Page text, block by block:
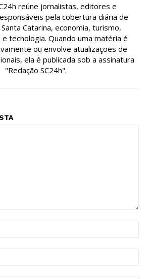
reúne jornalistas, editores e
pela cobertura diária de
Catarina, economia, turismo,
tecnologia. Quando uma matéria é
ou envolve atualizações de
ela é publicada sob a assinatura
"Redação SC24h".